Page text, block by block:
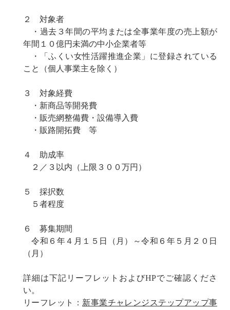
２ 対象者
・過去３年間の平均または全事業年度の売上額が
年間１０億円未満の中小企業者等
・「ふくい女性活躍推進企業」に登録されている
こと（個人事業主を除く）
３ 対象経費
・新商品等開発費
・販売網整備費・設備導入費
・販路開拓費 等
４ 助成率
２／３以内（上限３００万円）
５ 採択数
５者程度
６ 募集期間
令和６年４月１５日（月）～令和６年５月２０日
（月）
詳細は下記リーフレットおよびHPでご確認くださ
い。
リーフレット： 新事業チャレンジステップアップ事